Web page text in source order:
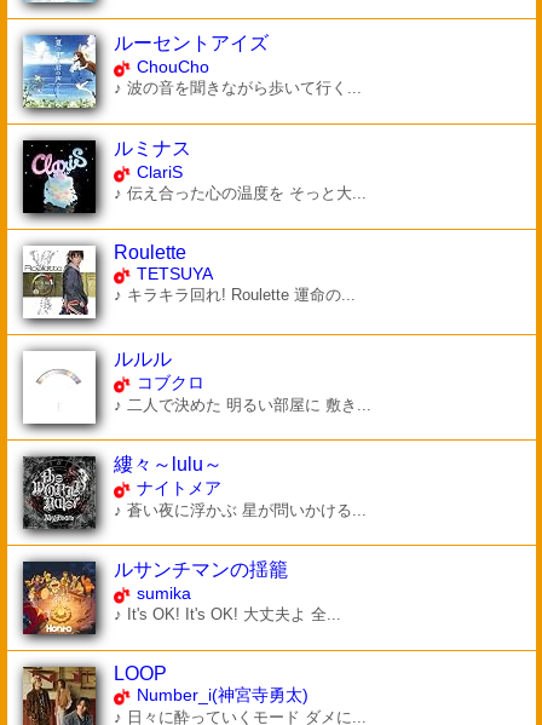
ルーセントアイズ
ChouCho
♪ 波の音を聞きながら歩いて行く...
ルミナス
ClariS
♪ 伝え合った心の温度を そっと大...
Roulette
TETSUYA
♪ キラキラ回れ! Roulette 運命の...
ルルル
コブクロ
♪ 二人で決めた 明るい部屋に 敷き...
縷々～lulu～
ナイトメア
♪ 蒼い夜に浮かぶ 星が問いかける...
ルサンチマンの揺籠
sumika
♪ It's OK! It's OK! 大丈夫よ 全...
LOOP
Number_i(神宮寺勇太)
♪ 日々に酔っていくモード ダメに...